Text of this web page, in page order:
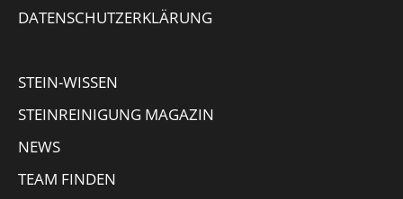
in
in
in
opens
window
DATENSCHUTZERKLÄRUNG
STEIN-WISSEN
STEINREINIGUNG MAGAZIN
NEWS
TEAM FINDEN